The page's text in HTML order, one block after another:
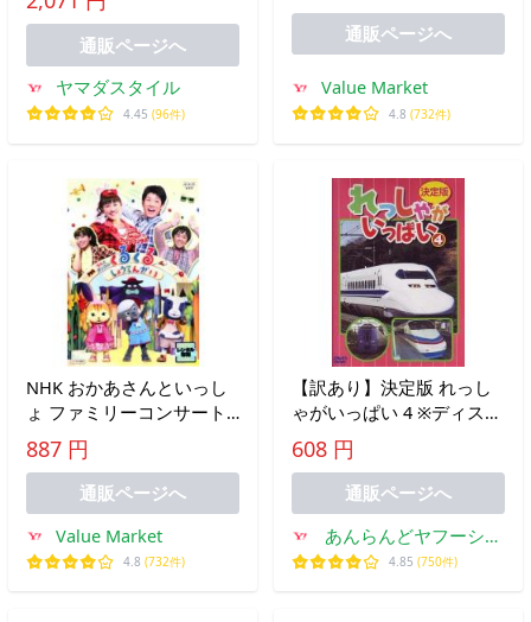
マス
通販ページへ
ヤマダスタイル
4.45 (96件)
通販ページへ
Value Market
4.8 (732件)
NHK おかあさんといっし
ょ ファミリーコンサート
うたとダンスのくるくるし
ょうてんがい レンタル落
ち 中古 DVD
887 円
通販ページへ
Value Market
4.8 (732件)
【訳あり】決定版 れっし
ゃがいっぱい 4 ※ディスク
のみ ※センターホール割
れ レンタル落ち 中古 DVD
ケース無
608 円
通販ページへ
あんらんどヤフーショ
ップ
4.85 (750件)